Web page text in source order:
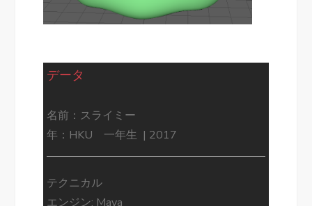
データ
名前：スライミー
年：HKU 一年生 | 2017
テクニカル
エンジン: Maya